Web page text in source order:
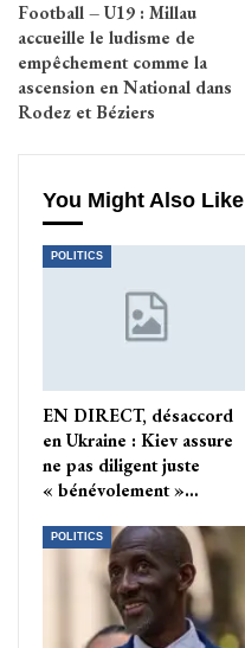
Football – U19 : Millau
accueille le ludisme de
empêchement comme la
ascension en National dans
Rodez et Béziers
You Might Also Like
POLITICS
EN DIRECT, désaccord
en Ukraine : Kiev assure
ne pas diligent juste
« bénévolement »…
POLITICS